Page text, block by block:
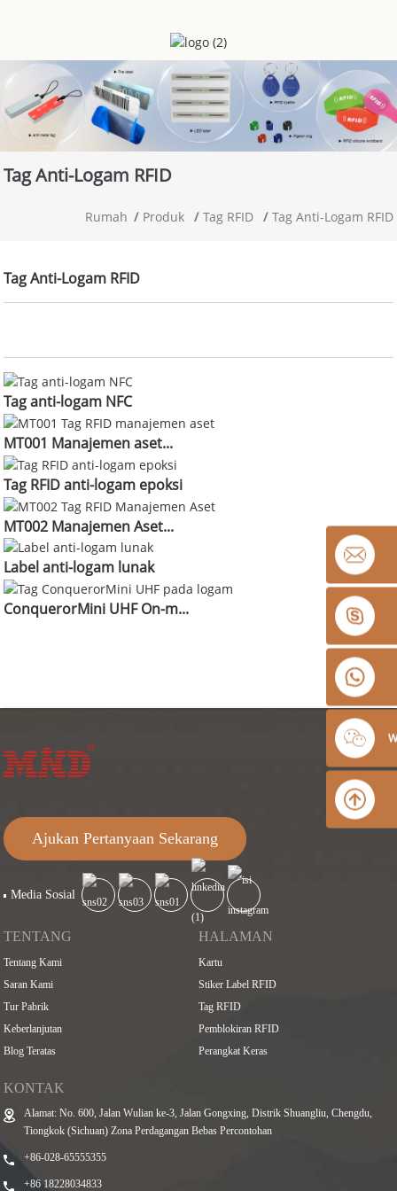
Tag Anti-Logam RFID
Rumah Produk Tag RFID Tag Anti-Logam RFID
Tag Anti-Logam RFID
Tag anti-logam NFC
MT001 Manajemen aset...
Tag RFID anti-logam epoksi
MT002 Manajemen Aset...
Label anti-logam lunak
ConquerorMini UHF On-m...
Ajukan Pertanyaan Sekarang
Media Sosial
TENTANG
Tentang Kami
Saran Kami
Tur Pabrik
Keberlanjutan
Blog Teratas
HALAMAN
Kartu
Stiker Label RFID
Tag RFID
Pemblokiran RFID
Perangkat Keras
KONTAK
Alamat: No. 600, Jalan Wulian ke-3, Jalan Gongxing, Distrik Shuangliu, Chengdu,
Tiongkok (Sichuan) Zona Perdagangan Bebas Percontohan
+86-028-65555355
+86 18228034833